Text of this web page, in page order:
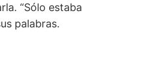
“Sólo estaba
palabras.